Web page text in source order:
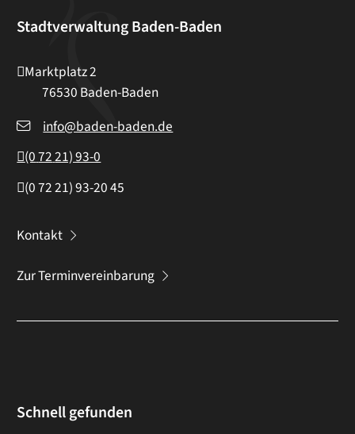
Stadtverwaltung Baden-Baden
Marktplatz 2
76530 Baden-Baden
info@baden-baden.de
(07221) 93-0
(07221) 93-2045
Kontakt
Zur Terminvereinbarung
Schnell gefunden